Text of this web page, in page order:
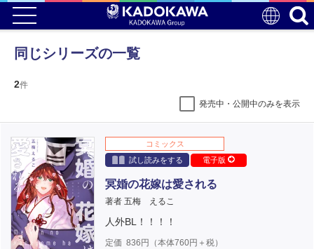
同じシリーズの一覧
2件
発売中・公開中のみを表示
コミックス
試し読みをする
電子版
冥婚の花嫁は愛される
著者 五梅 えるこ
人外BL！！！！
定価 836 円（本体760円＋税）